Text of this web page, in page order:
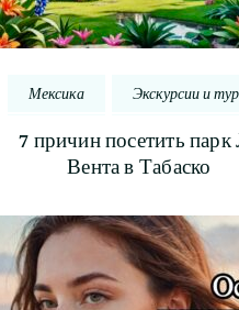
Мексика Экскурсии и
7 причин посетить парк
Вента в Табаско